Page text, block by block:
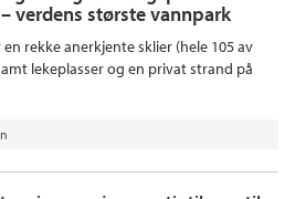
verdens største vannpark
rekke anerkjente sklier (hele 105 av
lekeplasser og en privat strand på